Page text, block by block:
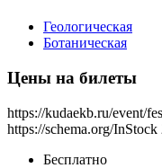
Геологическая
Ботаническая
Цены на билеты
https://kudaekb.ru/event/
https://schema.org/InStock
Бесплатно